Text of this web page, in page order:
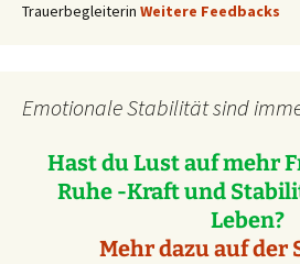
Trauerbegleiterin Weitere Feedbacks
Emotionale Stabilität sind
Hast du Lust auf mehr
Ruhe -Kraft und
Leben?
Mehr dazu auf der